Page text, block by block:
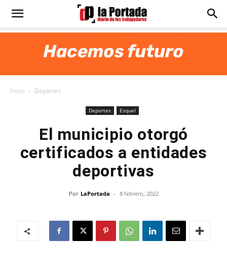
Diario
Inicio Deportes
Deportes Esquel
El municipio otorgó
certificados a entidades
deportivas
Por LaPortada - 8 febrero, 2022